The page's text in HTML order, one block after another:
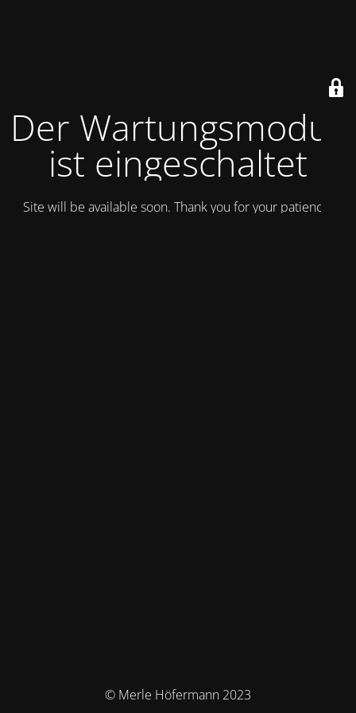
Der Wartungsmodus
ist eingeschaltet
Site will be available soon. Thank you for your patience!
© Merle Höfermann 2023